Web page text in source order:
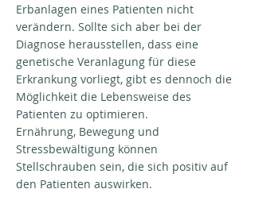
Erbanlagen eines Patienten nicht
verändern. Sollte sich aber bei der
Diagnose herausstellen, dass eine
genetische Veranlagung für diese
Erkrankung vorliegt, gibt es dennoch die
Möglichkeit die Lebensweise des
Patienten zu optimieren.
Ernährung, Bewegung und
Stressbewältigung können
Stellschrauben sein, die sich positiv auf
den Patienten auswirken.